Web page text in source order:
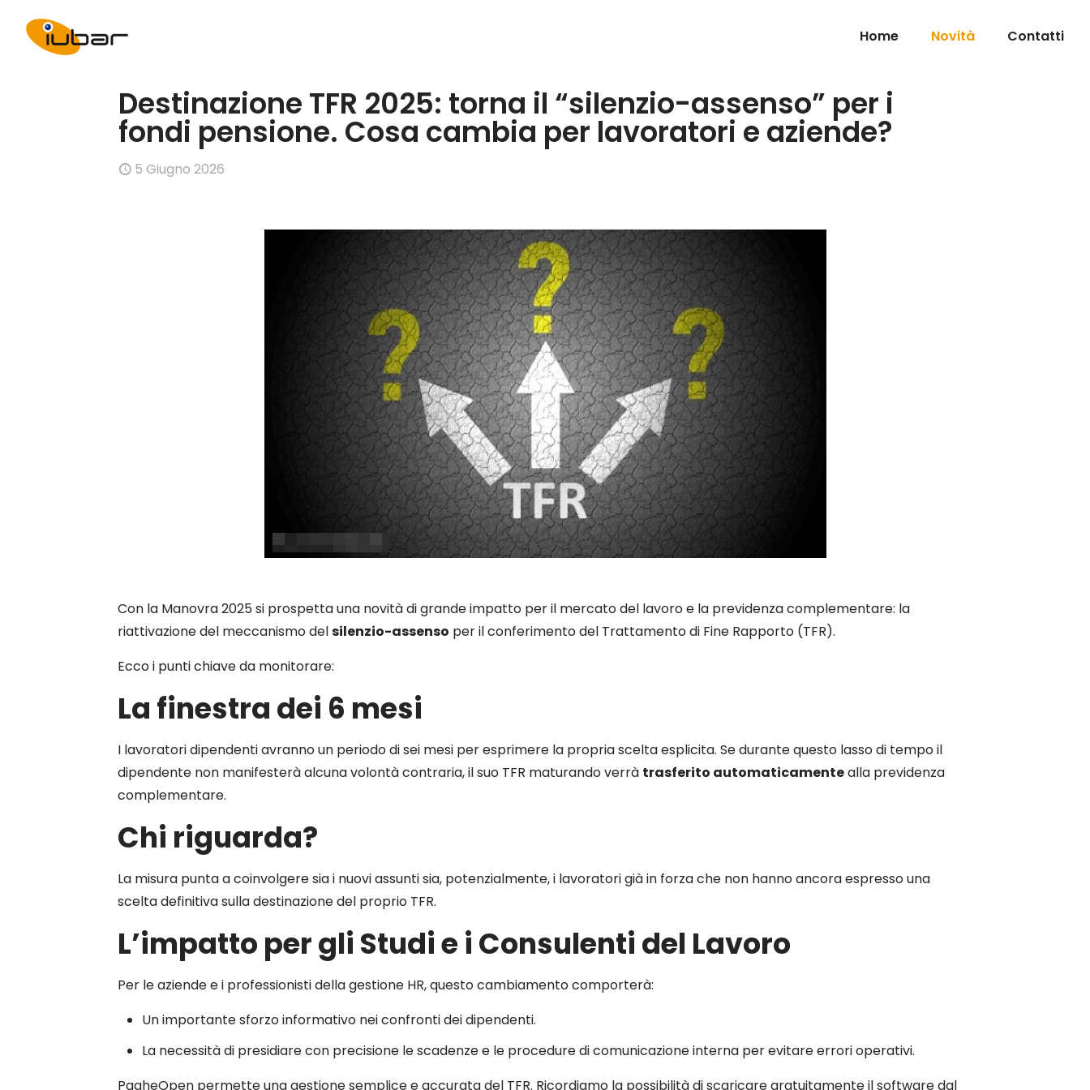
Home Novità Contatti
Destinazione TFR 2025: torna il “silenzio-assenso” per i
fondi pensione. Cosa cambia per lavoratori e aziende?
5 Giugno 2026
Con la Manovra 2025 si prospetta una novità di grande impatto per il mercato del lavoro e la previdenza complementare: la
riattivazione del meccanismo delsilenzio-assenso per il conferimento del Trattamento di Fine Rapporto (TFR).
Ecco i punti chiave da monitorare:
La finestra dei 6 mesi
I lavoratori dipendenti avranno un periodo di sei mesi per esprimere la propria scelta esplicita. Se durante questo lasso di tempo il
dipendente non manifesterà alcuna volontà contraria, il suo TFR maturando verrà trasferito automaticamentealla previdenza
complementare.
Chi riguarda?
La misura punta a coinvolgere sia i nuovi assunti sia, potenzialmente, i lavoratori già in forza che non hanno ancora espresso una
scelta definitiva sulla destinazione del proprio TFR.
L’impatto per gli Studi e i Consulenti del Lavoro
Per le aziende e i professionisti della gestione HR, questo cambiamento comporterà:
Un importante sforzo informativo nei confronti dei dipendenti.
La necessità di presidiare con precisione le scadenze e le procedure di comunicazione interna per evitare errori operativi.
PagheOpen permette una gestione semplice e accurata del TFR. Ricordiamo la possibilità di scaricare gratuitamente il software dal